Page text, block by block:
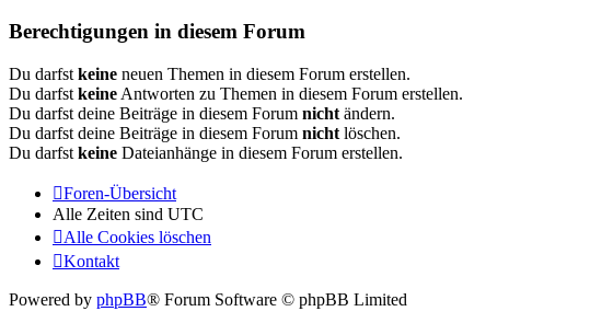
Berechtigungen in diesem Forum
Du darfst keine neuen Themen in diesem Forum erstellen.
Du darfst keine Antworten zu Themen in diesem Forum erstellen.
Du darfst deine Beiträge in diesem Forum nicht ändern.
Du darfst deine Beiträge in diesem Forum nicht löschen.
Du darfst keine Dateianhänge in diesem Forum erstellen.
Foren-Übersicht
Alle Zeiten sind UTC
Alle Cookies löschen
Kontakt
Powered by phpBB® Forum Software © phpBB Limited